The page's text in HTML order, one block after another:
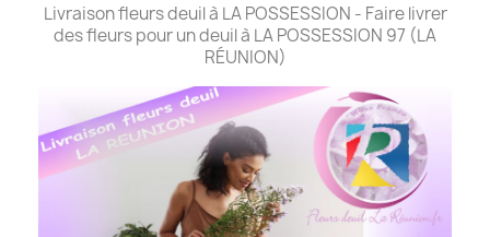
Livraison fleurs deuil à LA POSSESSION - Faire livrer
des fleurs pour un deuil à LA POSSESSION 97 (LA
RÉUNION)